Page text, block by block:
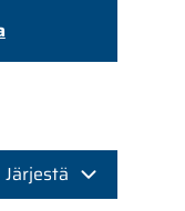
Järjestä